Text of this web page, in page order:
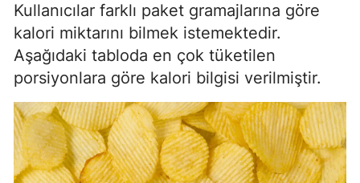
Kullanıcılar farklı paket gramajlarına göre
kalori miktarını bilmek istemektedir.
Aşağıdaki tabloda en çok tüketilen
porsiyonlara göre kalori bilgisi verilmiştir.